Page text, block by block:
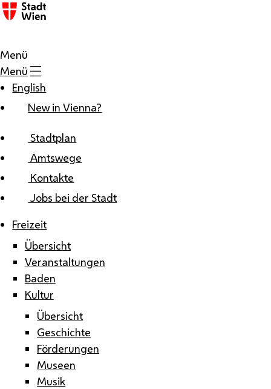
Zum Inhalt
Menü
Menü
English
New in Vienna?
Stadtplan
Amtswege
Kontakte
Jobs bei der Stadt
Freizeit
Übersicht
Veranstaltungen
Baden
Kultur
Übersicht
Geschichte
Förderungen
Museen
Musik